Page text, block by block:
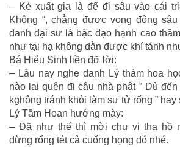
– Kẻ xuất gia là để đi sâu vào cái
Không “, chẳng được vọng đông
danh đại sư là bậc đạo hạnh cao
như tại hạ không dằn được khí tánh
Bá Hiểu Sinh liền đỡ lời:
– Lâu nay nghe danh Lý thám hoa
nào lại quên đi câu nhà phật ” Dù
kghông tránh khỏi làm sư tử rống ” hay
Lý Tầm Hoan hướng mày:
– Đã như thế thì mời chư vị tha hồ
đừng rống tét cả cuống họng đó nhé.